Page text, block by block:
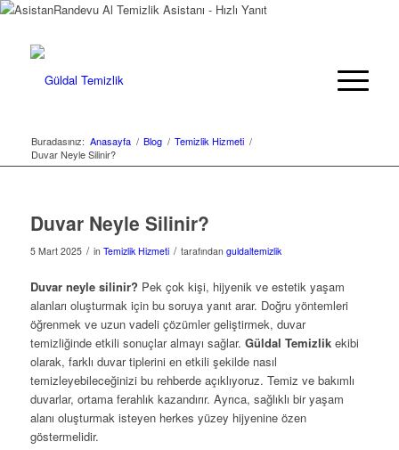
Randevu Al Temizlik Asistanı - Hızlı Yanıt
Buradasınız: Anasayfa / Blog / Temizlik Hizmeti /
Duvar Neyle Silinir?
Duvar Neyle Silinir?
5 Mart 2025 / in Temizlik Hizmeti / tarafından guldaltemizlik
Duvar neyle silinir? Pek çok kişi, hijyenik ve estetik yaşam
alanları oluşturmak için bu soruya yanıt arar. Doğru yöntemleri
öğrenmek ve uzun vadeli çözümler geliştirmek, duvar
temizliğinde etkili sonuçlar almayı sağlar. Güldal Temizlikekibi
olarak, farklı duvar tiplerini en etkili şekilde nasıl
temizleyebileceğinizi bu rehberde açıklıyoruz. Temiz ve bakımlı
duvarlar, ortama ferahlık kazandırır. Ayrıca, sağlıklı bir yaşam
alanı oluşturmak isteyen herkes yüzey hijyenine özen
göstermelidir.